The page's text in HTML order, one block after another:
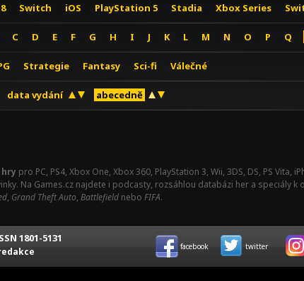
Switch iOS PlayStation 5 Stadia Xbox Series
C D E F G H I J K L M N O P Q
Strategie Fantasy Sci-fi Válečné
data vydání abecedně
hry pro PC, PS4, Xbox One, Xbox 360, PlayStation 3, Wii, 3DS, DS, PS
Na Games.cz najdete i podcasty, rozsáhlou databázi her a speciály k
, Grand Theft Auto, Battlefield nebo FIFA.
1801-5131
facebook twitter